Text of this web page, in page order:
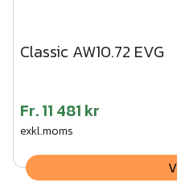
Classic AW10.72 EVG
Fr.11 481 kr
exkl.moms